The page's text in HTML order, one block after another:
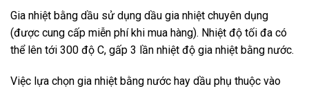
Gia nhiệt bằng dầu sử dụng dầu gia nhiệt chuyên dụng
(được cung cấp miễn phí khi mua hàng). Nhiệt độ tối đa có
thể lên tới 300 độ C, gấp 3 lần nhiệt độ gia nhiệt bằng nước.
Việc lựa chọn gia nhiệt bằng nước hay dầu phụ thuộc vào